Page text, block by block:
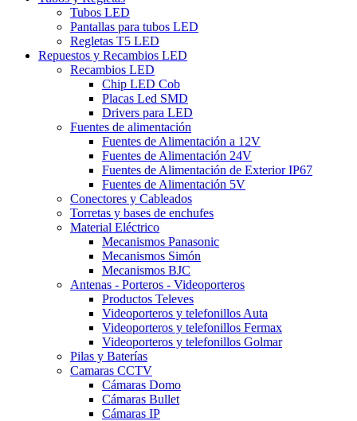
Tubos LED
Pantallas para tubos LED
Regletas T5 LED
Repuestos y Recambios LED
Recambios LED
Chip LED Cob
Placas Led SMD
Drivers para LED
Fuentes de alimentación
Fuentes de Alimentación a 12V
Fuentes de Alimentación 24V
Fuentes de Alimentación de Exterior IP67
Fuentes de Alimentación 5V
Conectores y Cableados
Torretas y bases de enchufes
Material Eléctrico
Mecanismos Panasonic
Mecanismos Simón
Mecanismos BJC
Antenas - Porteros - Videoporteros
Productos Televes
Videoporteros y telefonillos Auta
Videoporteros y telefonillos Fermax
Videoporteros y telefonillos Golmar
Pilas y Baterías
Camaras CCTV
Cámaras Domo
Cámaras Bullet
Cámaras IP